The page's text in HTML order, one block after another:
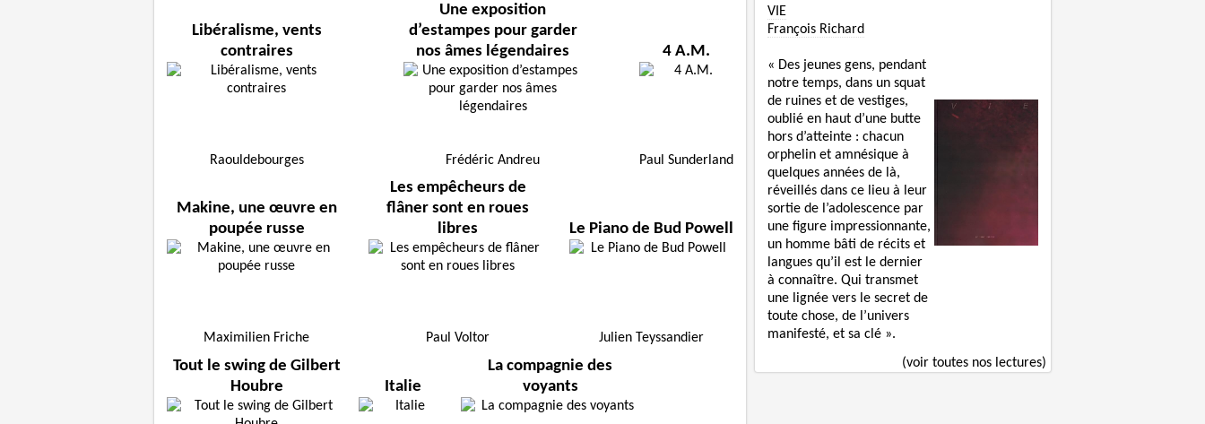
Libéralisme, vents
contraires
Raouldebourges
Une exposition
d’estampes pour garder
nos âmes légendaires
Frédéric Andreu
4 A.M.
Paul Sunderland
Makine, une œuvre en
poupée russe
Maximilien Friche
Les empêcheurs de
flâner sont en roues
libres
Paul Voltor
Le Piano de Bud Powell
Julien Teyssandier
Tout le swing de Gilbert
Houbre
Italie
La compagnie des
voyants
VIE
François Richard
« Des jeunes gens, pendant
notre temps, dans un squat
de ruines et de vestiges,
oublié en haut d’une butte
hors d’atteinte : chacun
orphelin et amnésique à
quelques années de là,
réveillés dans ce lieu à leur
sortie de l’adolescence par
une figure impressionnante,
un homme bâti de récits et
langues qu’il est le dernier
à connaître. Qui transmet
une lignée vers le secret de
toute chose, de l’univers
manifesté, et sa clé ».
(voir toutes nos lectures)